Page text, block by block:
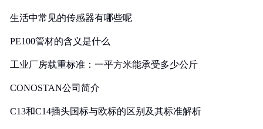
生活中常见的传感器有哪些呢
PE100管材的含义是什么
工业厂房载重标准：一平方米能承受多少公斤
CONOSTAN公司简介
C13和C14插头国标与欧标的区别及其标准解析